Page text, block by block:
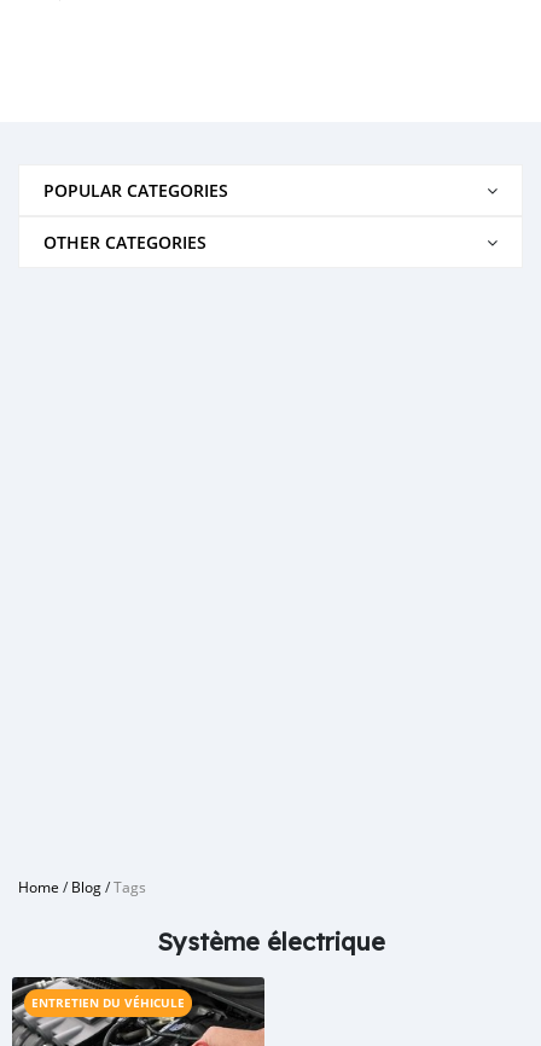
POPULAR CATEGORIES
OTHER CATEGORIES
Home /Blog/Tags
Système électrique
ENTRETIEN DU VÉHICULE